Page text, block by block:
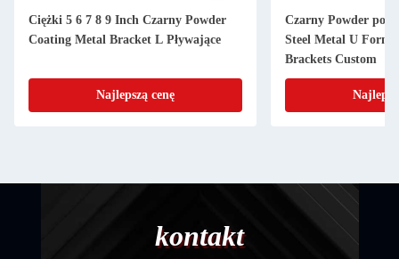
Ciężki 5 6 7 8 9 Inch Czarny Powder
Coating Metal Bracket L Pływające
Najlepszą cenę
Czarny Powder
Steel Metal U Form
Brackets Custom
kontakt